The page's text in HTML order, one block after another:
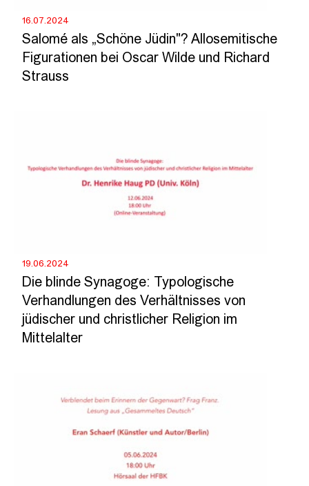
16.07.2024
Salomé als „Schöne Jüdin"? Allosemitische
Figurationen bei Oscar Wilde und Richard
Strauss
19.06.2024
Die blinde Synagoge: Typologische
Verhandlungen des Verhältnisses von
jüdischer und christlicher Religion im
Mittelalter